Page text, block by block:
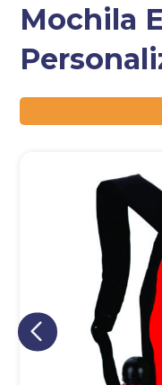
Mochila
+55
Eu
A nossa empresa
sua privacidade,
de marketing.
qualquer momento.